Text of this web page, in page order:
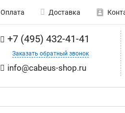
Оплата Доставка
+7 (495) 432-41-41
Заказать обратный звонок
info@cabeus-shop.ru